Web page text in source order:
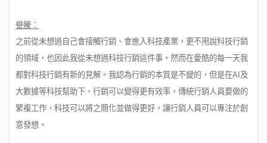
譽騰：
之前從未想過自己會接觸行銷、會進入科技產業，更不用說科技行銷
的領域，也因此我從未想過科技行銷這件事。然而在愛酷的每一天我
都對科技行銷有新的見解。我認為行銷的本質是不變的，但是在AI及
大數據等科技幫助下，行銷可以變得更有效率，傳統行銷人員要做的
繁複工作，科技可以將之簡化並做得更好，讓行銷人員可以專注於創
意發想。